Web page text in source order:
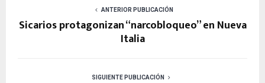
ANTERIOR PUBLICACIÓN
Sicarios protagonizan “narcobloqueo” en Nueva
Italia
SIGUIENTE PUBLICACIÓN